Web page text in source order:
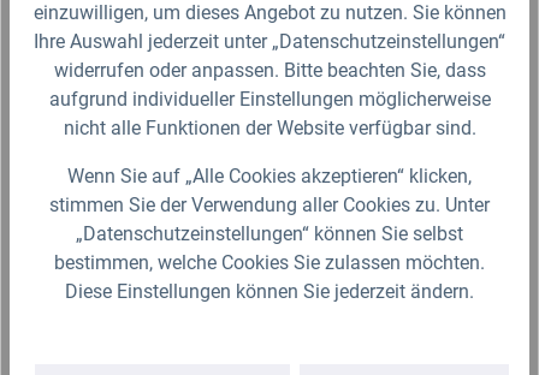
IBC Heizmatte Alukaschiert Bodenheizmatte
IP54 (230V)
Die IBC-Container-Aluminium-Heizmatte ist eine
kostengünstige Alternative zum IBC-Heizmantel. Im
Heizmatte von unten…
Ab 94,99 €*
Lieferzeit 4-5 Werktage (Versand mit Spedition)
Zum Artikel
einzuwilligen, um dieses Angebot zu nutzen. Sie können
Ihre Auswahl jederzeit unter „Datenschutzeinstellungen“
widerrufen oder anpassen. Bitte beachten Sie, dass
aufgrund individueller Einstellungen möglicherweise
nicht alle Funktionen der Website verfügbar sind.
Wenn Sie auf „Alle Cookies akzeptieren“ klicken,
stimmen Sie der Verwendung aller Cookies zu. Unter
„Datenschutzeinstellungen“ können Sie selbst
bestimmen, welche Cookies Sie zulassen möchten.
Diese Einstellungen können Sie jederzeit ändern.